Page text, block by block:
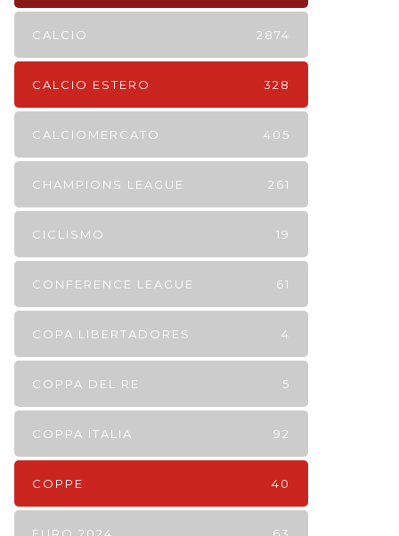
CALCIO 2874
CALCIO ESTERO 328
CALCIOMERCATO 405
CHAMPIONS LEAGUE 261
CICLISMO 19
CONFERENCE LEAGUE 61
COPA LIBERTADORES 4
COPPA DEL RE 5
COPPA ITALIA 92
COPPE 40